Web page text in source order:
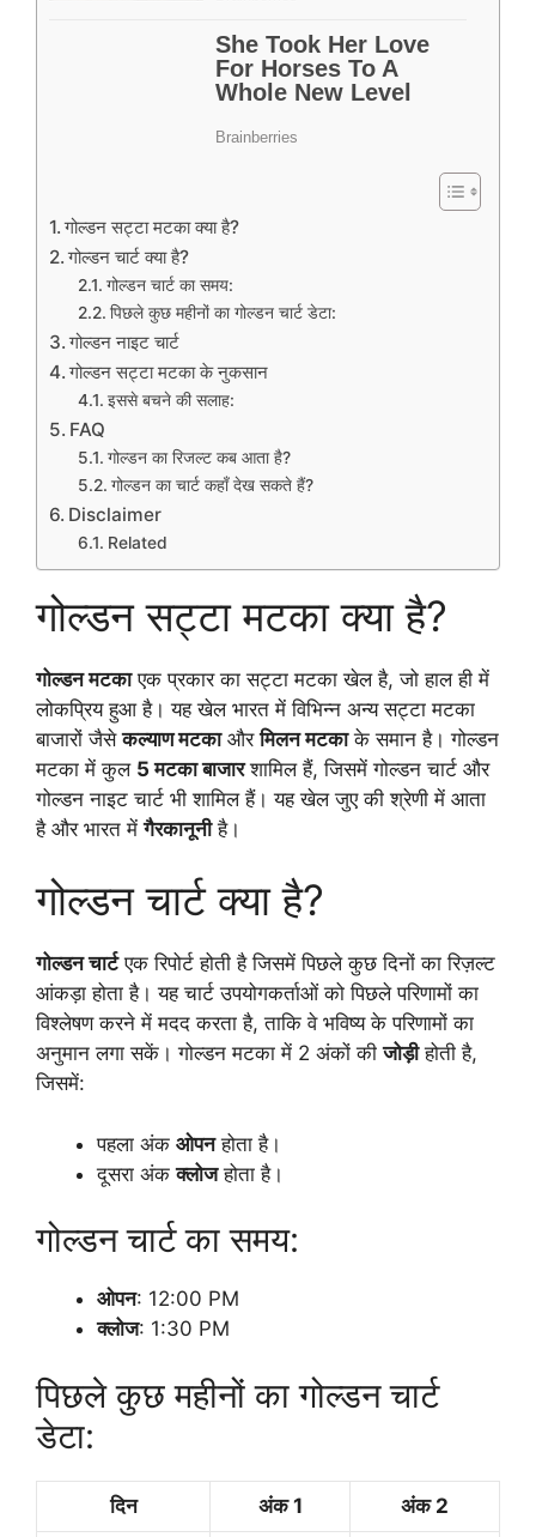
गोल्डन सट्टा मटका क्या है?
गोल्डन चार्ट क्या है?
गोल्डन चार्ट का समय:
पिछले कुछ महीनों का गोल्डन चार्ट डेटा:
गोल्डन नाइट चार्ट
गोल्डन सट्टा मटका के नुकसान
इससे बचने की सलाह:
FAQ
गोल्डन का रिजल्ट कब आता है?
गोल्डन का चार्ट कहाँ देख सकते हैं?
Disclaimer
Related
गोल्डन सट्टा मटका क्या है?
गोल्डन मटकाएक प्रकार का सट्टा मटका खेल है, जो हाल ही में
लोकप्रिय हुआ है। यह खेल भारत में विभिन्न अन्य सट्टा मटका
बाजारों जैसेकल्याण मटकाऔरमिलन मटकाके समान है। गोल्डन
मटका में कुल 5 मटका बाजारशामिल हैं, जिसमें गोल्डन चार्ट और
गोल्डन नाइट चार्ट भी शामिल हैं। यह खेल जुए की श्रेणी में आता
है और भारत मेंगैरकानूनीहै।
गोल्डन चार्ट क्या है?
गोल्डन चार्टएक रिपोर्ट होती है जिसमें पिछले कुछ दिनों का रिज़ल्ट
आंकड़ा होता है। यह चार्ट उपयोगकर्ताओं को पिछले परिणामों का
विश्लेषण करने में मदद करता है, ताकि वे भविष्य के परिणामों का
अनुमान लगा सकें। गोल्डन मटका में 2 अंकों कीजोड़ीहोती है,
जिसमें:
पहला अंक ओपनहोता है।
दूसरा अंकक्लोजहोता है।
गोल्डन चार्ट का समय:
ओपन: 12:00 PM
क्लोज: 1:30 PM
पिछले कुछ महीनों का गोल्डन चार्ट
डेटा:
दिन अंक 1 अंक 2